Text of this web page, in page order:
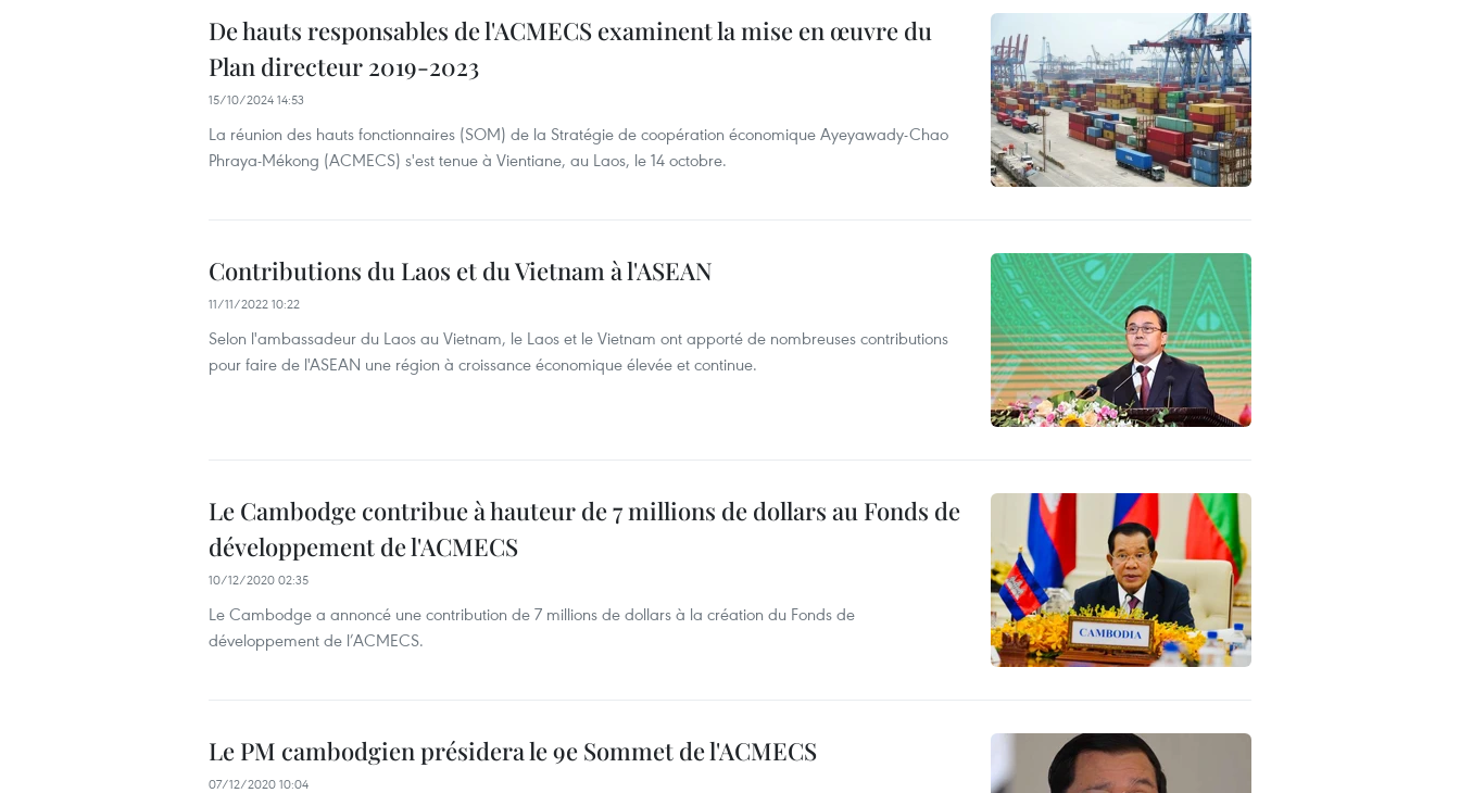
De hauts responsables de l'ACMECS examinent la mise en œuvre du
Plan directeur 2019-2023
15/10/2024 14:53
La réunion des hauts fonctionnaires (SOM) de la Stratégie de coopération économique Ayeyawady-Chao
Phraya-Mékong (ACMECS) s'est tenue à Vientiane, au Laos, le 14 octobre.
Contributions du Laos et du Vietnam à l'ASEAN
11/11/2022 10:22
Selon l'ambassadeur du Laos au Vietnam, le Laos et le Vietnam ont apporté de nombreuses contributions
pour faire de l'ASEAN une région à croissance économique élevée et continue.
Le Cambodge contribue à hauteur de 7 millions de dollars au Fonds de
développement de l'ACMECS
10/12/2020 02:35
Le Cambodge a annoncé une contribution de 7 millions de dollars à la création du Fonds de
développement de l’ACMECS.
Le PM cambodgien présidera le 9e Sommet de l'ACMECS
07/12/2020 10:04